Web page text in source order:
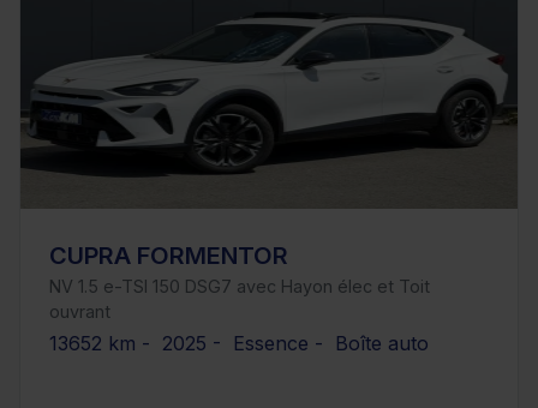
CUPRA FORMENTOR
NV 1.5 e-TSI 150 DSG7 avec Hayon élec et Toit
ouvrant
13652 km - 2025 - Essence - Boîte auto